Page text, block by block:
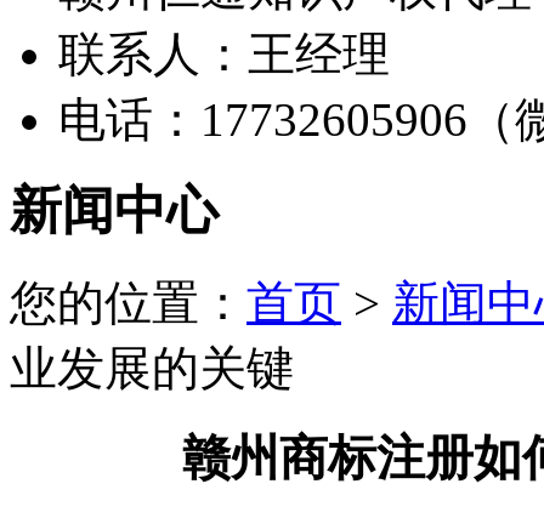
联系人：王经理
电话：17732605906（
新闻中心
您的位置： 首页 > 新闻
业发展的关键
赣州商标注册如